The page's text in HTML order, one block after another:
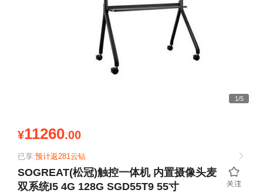
1/5
¥11260.00
已享:预计返281云钻
SOGREAT(松冠)触控一体机 内置摄像头麦
双系统I5 4G 128G SGD55T9 55寸